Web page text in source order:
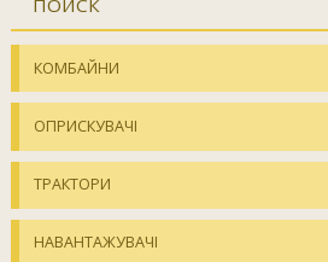
КОМБАЙНИ
ОПРИСКУВАЧІ
ТРАКТОРИ
НАВАНТАЖУВАЧІ